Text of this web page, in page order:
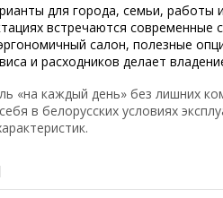
для города, семьи, работы
встречаются современные
салон, полезные
и расходников делает
«на каждый день» без лишних
в белорусских условиях